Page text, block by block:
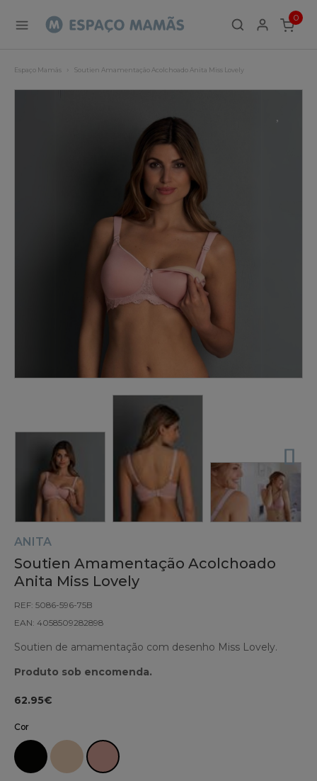
0
ITEMS
Espaço Mamãs Soutien Amamentação Acolchoado Anita Miss Lovely
ANITA
Soutien Amamentação Acolchoado
Anita Miss Lovely
REF: 5086-596-75B
EAN: 4058509282898
Soutien de amamentação com desenho Miss Lovely.
Produto sob encomenda.
62.95€
Cor